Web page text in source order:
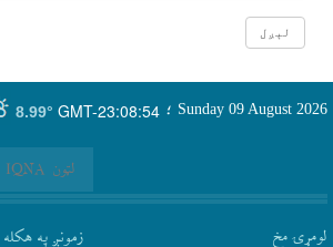
GMT-23:08:54
8.99° Sunday 09 August 2026 ؛
لومړۍ مخ زمونږ په هکله